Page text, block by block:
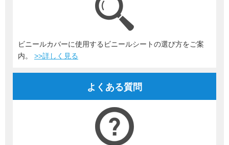
ビニールカバーに使用するビニールシートの選び方をご案
内。 >>詳しく見る
よくある質問